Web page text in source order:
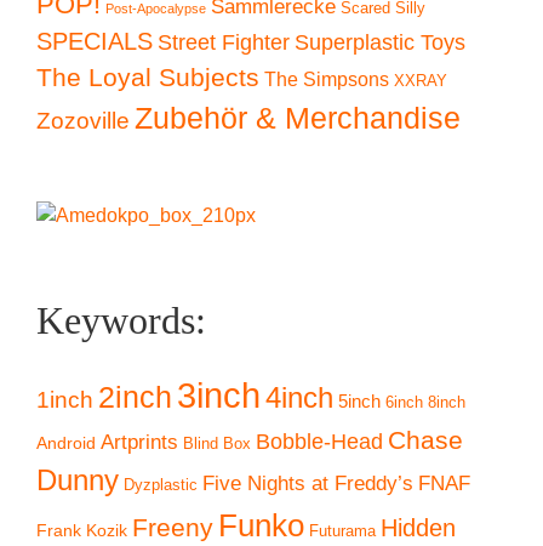
Post-Apocalypse Sammlerecke Scared Silly
SPECIALS Street Fighter Superplastic Toys
The Loyal Subjects The Simpsons XXRAY
Zozoville Zubehör & Merchandise
Keywords:
1inch 2inch 3inch4inch 5inch 6inch 8inch
Android Artprints Blind Box Bobble-Head Chase
Dunny Dyzplastic Five Nights at Freddy’s FNAF
Frank Kozik Freeny Funko Futurama Hidden